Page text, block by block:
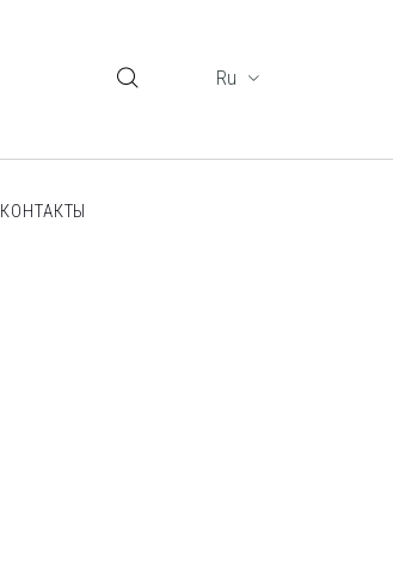
ru
КОНТАКТЫ